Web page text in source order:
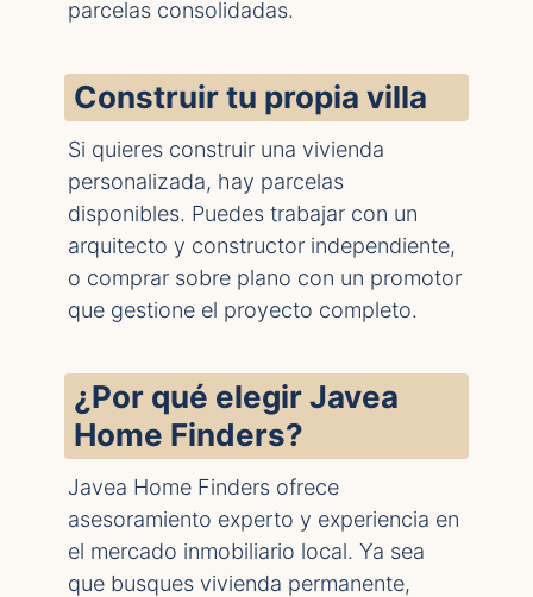
parcelas consolidadas.
Construir tu propia villa
Si quieres construir una vivienda
personalizada, hay parcelas
disponibles. Puedes trabajar con un
arquitecto y constructor independiente,
o comprar sobre plano con un promotor
que gestione el proyecto completo.
¿Por qué elegir Javea
Home Finders?
Javea Home Finders ofrece
asesoramiento experto y experiencia en
el mercado inmobiliario local. Ya sea
que busques vivienda permanente,